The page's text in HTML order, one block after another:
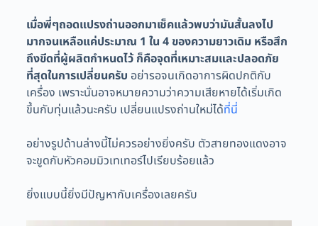
เมื่อพี่ๆถอดแปรงถ่านออกมาเช็คแล้วพบว่ามันสั้นลงไป
มากจนเหลือแค่ประมาณ 1 ใน 4 ของความยาวเดิม หรือสึก
ถึงขีดที่ผู้ผลิตกำหนดไว้ ก็คือจุดที่เหมาะสมและปลอดภัย
ที่สุดในการเปลี่ยนครับ อย่ารอจนเกิดอาการผิดปกติกับ
เครื่อง เพราะนั่นอาจหมายความว่าความเสียหายได้เริ่มเกิด
ขึ้นกับทุ่นแล้วนะครับ เปลี่ยนแปรงถ่านใหม่ได้ที่นี่
อย่างรูปด้านล่างนี้ไม่ควรอย่างยิ่งครับ ตัวสายทองแดงอาจ
จะขูดกับหัวคอมมิวเทเทอร์ไปเรียบร้อยแล้ว
ยิ่งแบบนี้ยิ่งมีปัญหากับเครื่องเลยครับ